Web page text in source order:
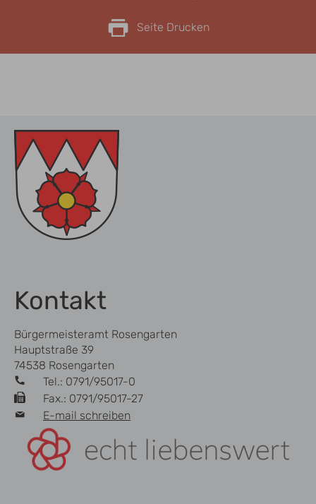
Seite Drucken
Kontakt
Bürgermeisteramt Rosengarten
Hauptstraße 39
74538 Rosengarten
Tel.: 0791/95017-0
Fax.: 0791/95017-27
E-mail schreiben